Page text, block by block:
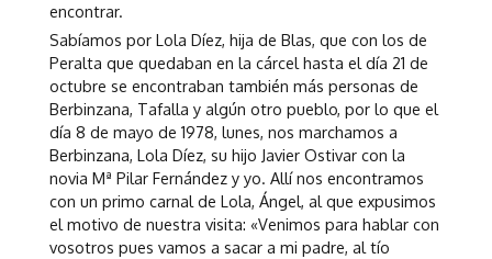
encontrar.
Sabíamos por Lola Díez, hija de Blas, que con los de
Peralta que quedaban en la cárcel hasta el día 21 de
octubre se encontraban también más personas de
Berbinzana, Tafalla y algún otro pueblo, por lo que el
día 8 de mayo de 1978, lunes, nos marchamos a
Berbinzana, Lola Díez, su hijo Javier Ostivar con la
novia Mª Pilar Fernández y yo. Allí nos encontramos
con un primo carnal de Lola, Ángel, al que expusimos
el motivo de nuestra visita: «Venimos para hablar con
vosotros pues vamos a sacar a mi padre, al tío